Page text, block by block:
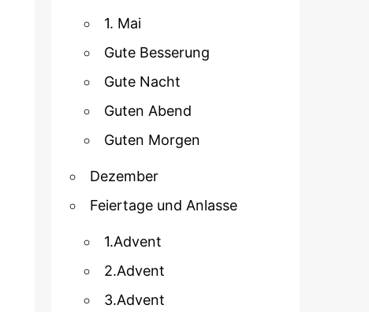
1. Mai
Gute Besserung
Gute Nacht
Guten Abend
Guten Morgen
Dezember
Feiertage und Anlasse
1.Advent
2.Advent
3.Advent